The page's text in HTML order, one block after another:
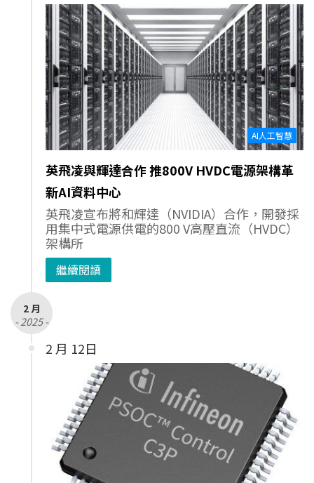
AI人工智慧
英飛凌與輝達合作 推800V HVDC電源架構革
新AI資料中心
英飛凌宣布將和輝達（NVIDIA）合作，開發採
用集中式電源供電的800 V高壓直流（HVDC）
架構所
繼續閱讀
2 月
- 2025 -
2 月 12日